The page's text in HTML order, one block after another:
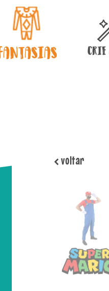
você quer
CRIE
voltar